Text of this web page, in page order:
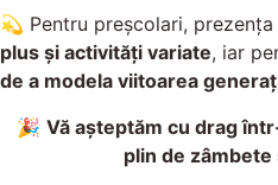
💫 Pentru preșcolari, prezența
plus și activități variate, iar
de a modela viitoarea
🎉 Vă așteptăm cu drag
plin de